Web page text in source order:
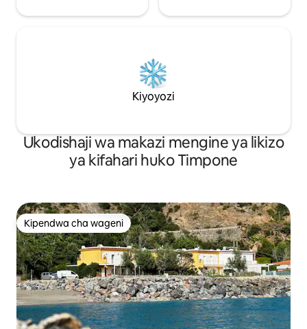
Kiyoyozi
Ukodishaji wa makazi mengine ya likizo
ya kifahari huko Timpone
Kipendwa cha wageni
Kipendwa cha wageni